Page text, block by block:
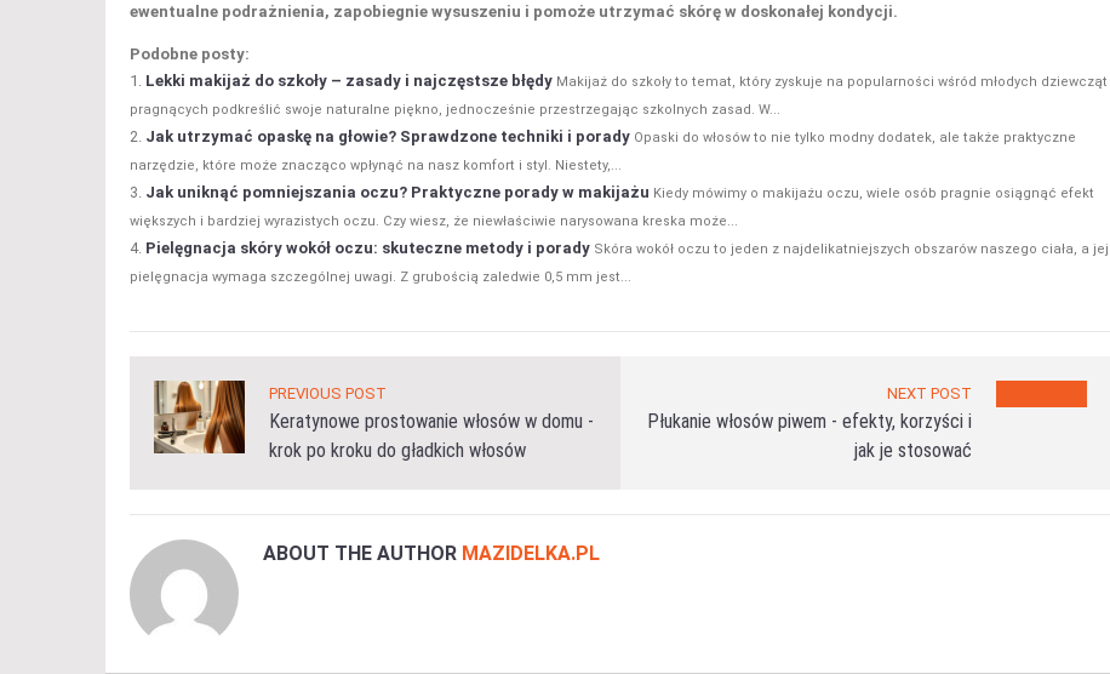
ewentualne podrażnienia, zapobiegnie wysuszeniu i pomoże utrzymać skórę w doskonałej kondycji.
Podobne posty:
Lekki makijaż do szkoły – zasady i najczęstsze błędy Makijaż do szkoły to temat, który zyskuje na popularności wśród młodych dziewcząt
pragnących podkreślić swoje naturalne piękno, jednocześnie przestrzegając szkolnych zasad. W...
Jak utrzymać opaskę na głowie? Sprawdzone techniki i porady Opaski do włosów to nie tylko modny dodatek, ale także praktyczne
narzędzie, które może znacząco wpłynąć na nasz komfort i styl. Niestety,...
Jak uniknąć pomniejszania oczu? Praktyczne porady w makijażu Kiedy mówimy o makijażu oczu, wiele osób pragnie osiągnąć efekt
większych i bardziej wyrazistych oczu. Czy wiesz, że niewłaściwie narysowana kreska może...
Pielęgnacja skóry wokół oczu: skuteczne metody i porady Skóra wokół oczu to jeden z najdelikatniejszych obszarów naszego ciała, a jej
pielęgnacja wymaga szczególnej uwagi. Z grubością zaledwie 0,5 mm jest...
PREVIOUS POST
Keratynowe prostowanie włosów w domu -
krok po kroku do gładkich włosów
NEXT POST
Płukanie włosów piwem - efekty, korzyści i
jak je stosować
ABOUT THE AUTHOR MAZIDELKA.PL